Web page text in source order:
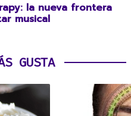
la nueva frontera
musical
GUSTA